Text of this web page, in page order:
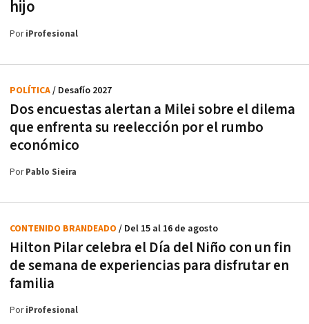
hijo
PoriProfesional
Dos encuestas alertan a Milei sobre el dilema
que enfrenta su reelección por el rumbo
económico
POLÍTICA/ Desafío 2027
PorPablo Sieira
Hilton Pilar celebra el Día del Niño con un fin
de semana de experiencias para disfrutar en
familia
CONTENIDO BRANDEADO / Del 15 al 16 de agosto
PoriProfesional